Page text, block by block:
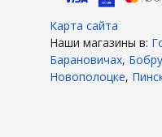
Карта сайта
Наши магазины в:
Барановичах,
Новополоцке,